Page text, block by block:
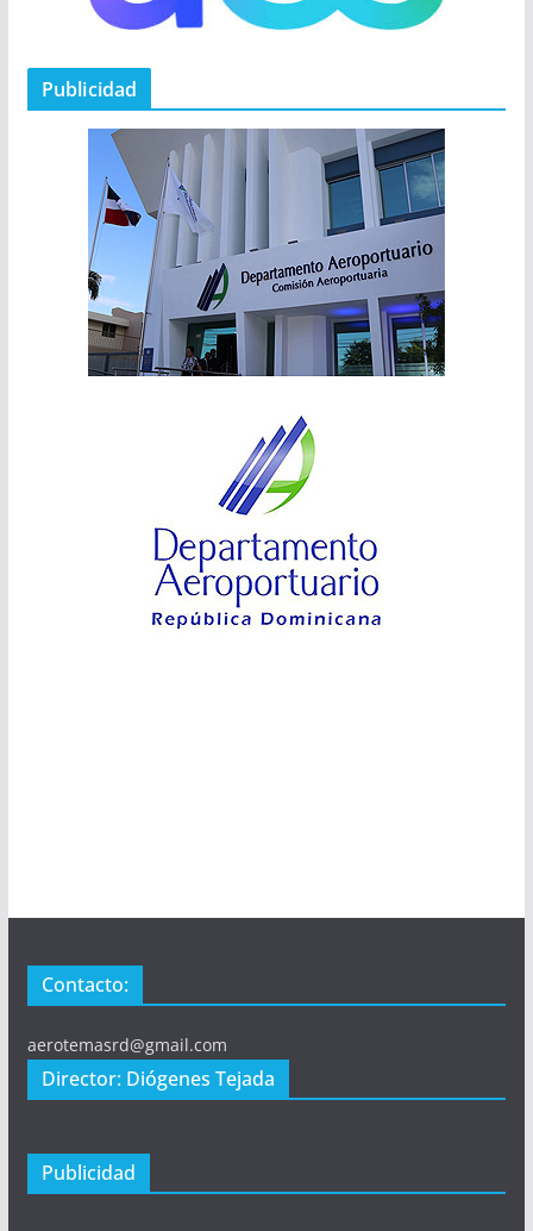
Publicidad
Contacto:
aerotemasrd@gmail.com
Director: Diógenes Tejada
Publicidad